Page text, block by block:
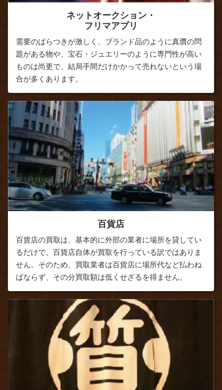
ネットオークション・
フリマアプリ
需要のばらつきが激しく、ブランド品のように真贋の問
題がある物や、宝石・ジュエリーのように専門性が高い
ものは尚更で、結局手間だけかかって売れないという場
合が多くあります。
百貨店
百貨店の買取は、基本的に外部の業者に場所を貸してい
るだけで、百貨店自体が買取を行っている訳ではありま
せん。そのため、買取業者は百貨店に場所代など払わね
ばならず、その分買取額は低くせざるを得ません。